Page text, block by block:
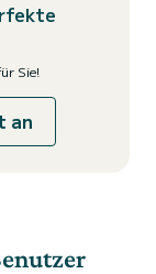
Sie!
an